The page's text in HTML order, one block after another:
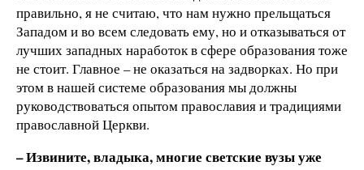
правильно, я не считаю, что нам нужно прельщаться
Западом и во всем следовать ему, но и отказываться от
лучших западных наработок в сфере образования тоже
не стоит. Главное – не оказаться на задворках. Но при
этом в нашей системе образования мы должны
руководствоваться опытом православия и традициями
православной Церкви.
– Извините, владыка, многие светские вузы уже